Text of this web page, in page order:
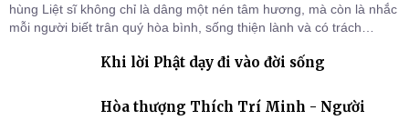
hùng Liệt sĩ không chỉ là dâng một nén tâm hương, mà còn là nhắc
mỗi người biết trân quý hòa bình, sống thiện lành và có trách
Khi lời Phật dạy đi vào đời sống
Hòa thượng Thích Trí Minh - Người